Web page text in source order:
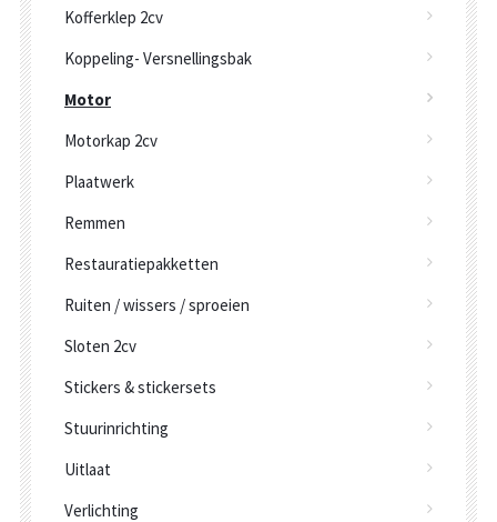
Kofferklep 2cv
Koppeling- Versnellingsbak
Motor
Motorkap 2cv
Plaatwerk
Remmen
Restauratiepakketten
Ruiten / wissers / sproeien
Sloten 2cv
Stickers & stickersets
Stuurinrichting
Uitlaat
Verlichting